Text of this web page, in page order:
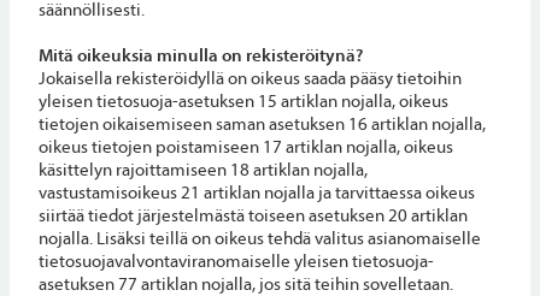
säännöllisesti.
Mitä oikeuksia minulla on rekisteröitynä?
Jokaisella rekisteröidyllä on oikeus saada pääsy tietoihin
yleisen tietosuoja-asetuksen 15 artiklan nojalla, oikeus
tietojen oikaisemiseen saman asetuksen 16 artiklan nojalla,
oikeus tietojen poistamiseen 17 artiklan nojalla, oikeus
käsittelyn rajoittamiseen 18 artiklan nojalla,
vastustamisoikeus 21 artiklan nojalla ja tarvittaessa oikeus
siirtää tiedot järjestelmästä toiseen asetuksen 20 artiklan
nojalla. Lisäksi teillä on oikeus tehdä valitus asianomaiselle
tietosuojavalvontaviranomaiselle yleisen tietosuoja-
asetuksen 77 artiklan nojalla, jos sitä teihin sovelletaan.